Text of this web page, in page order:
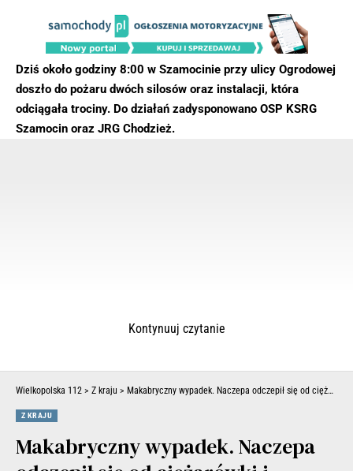
Dziś około godziny 8:00 w Szamocinie przy ulicy Ogrodowej
doszło do pożaru dwóch silosów oraz instalacji, która
odciągała trociny. Do działań zadysponowano OSP KSRG
Szamocin oraz JRG Chodzież.
Kontynuuj czytanie
Wielkopolska 112 > Z kraju > Makabryczny wypadek. Naczepa odczepił się od ciężarówki i staranowała drugą ciężarówkę. Kierowca zginął (ZDJĘCIA)
Z KRAJU
Makabryczny wypadek. Naczepa